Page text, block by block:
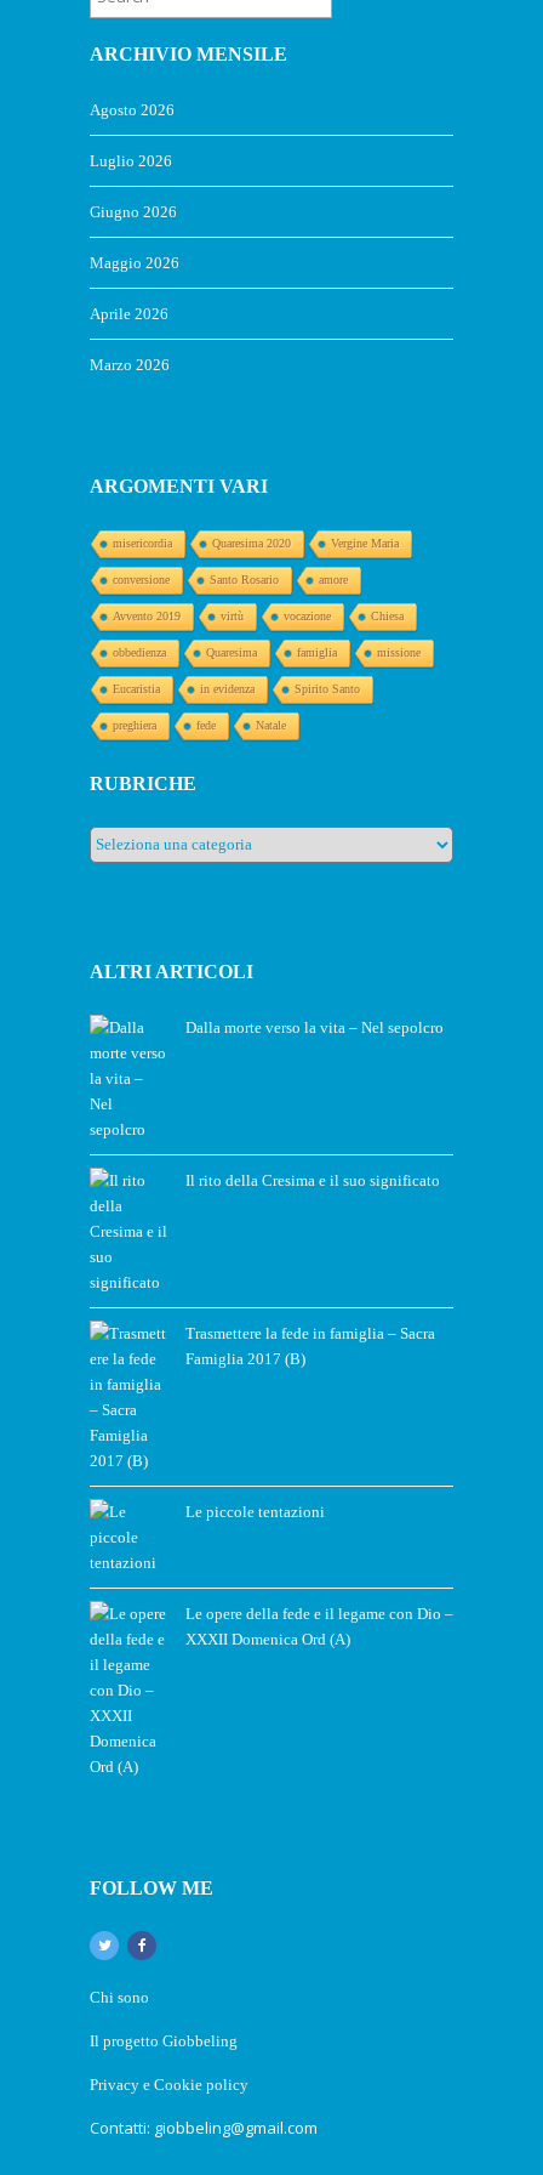
ARCHIVIO MENSILE
Agosto 2026
Luglio 2026
Giugno 2026
Maggio 2026
Aprile 2026
Marzo 2026
ARGOMENTI VARI
misericordia Quaresima 2020 Vergine Maria
conversione Santo Rosario amore
Avvento 2019 virtù vocazione Chiesa
obbedienza Quaresima famiglia missione
Eucaristia in evidenza Spirito Santo
preghiera fede Natale
RUBRICHE
Rubriche
ALTRI ARTICOLI
Dalla morte verso la vita – Nel sepolcro
Il rito della Cresima e il suo significato
Trasmettere la fede in famiglia – Sacra
Famiglia 2017 (B)
Le piccole tentazioni
Le opere della fede e il legame con Dio –
XXXII Domenica Ord (A)
FOLLOW ME
Chi sono
Il progetto Giobbeling
Privacy e Cookie policy
Contatti: giobbeling@gmail.com